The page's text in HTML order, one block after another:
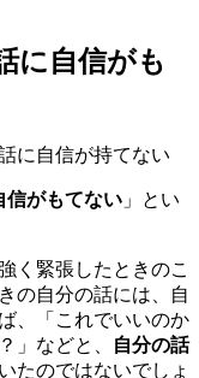
に自信がも
信がもてない 」とい
く緊張した ときのこ
の自分の話には
自
、
「これでいいのか
」などと
自分の話
たのではないでしょ